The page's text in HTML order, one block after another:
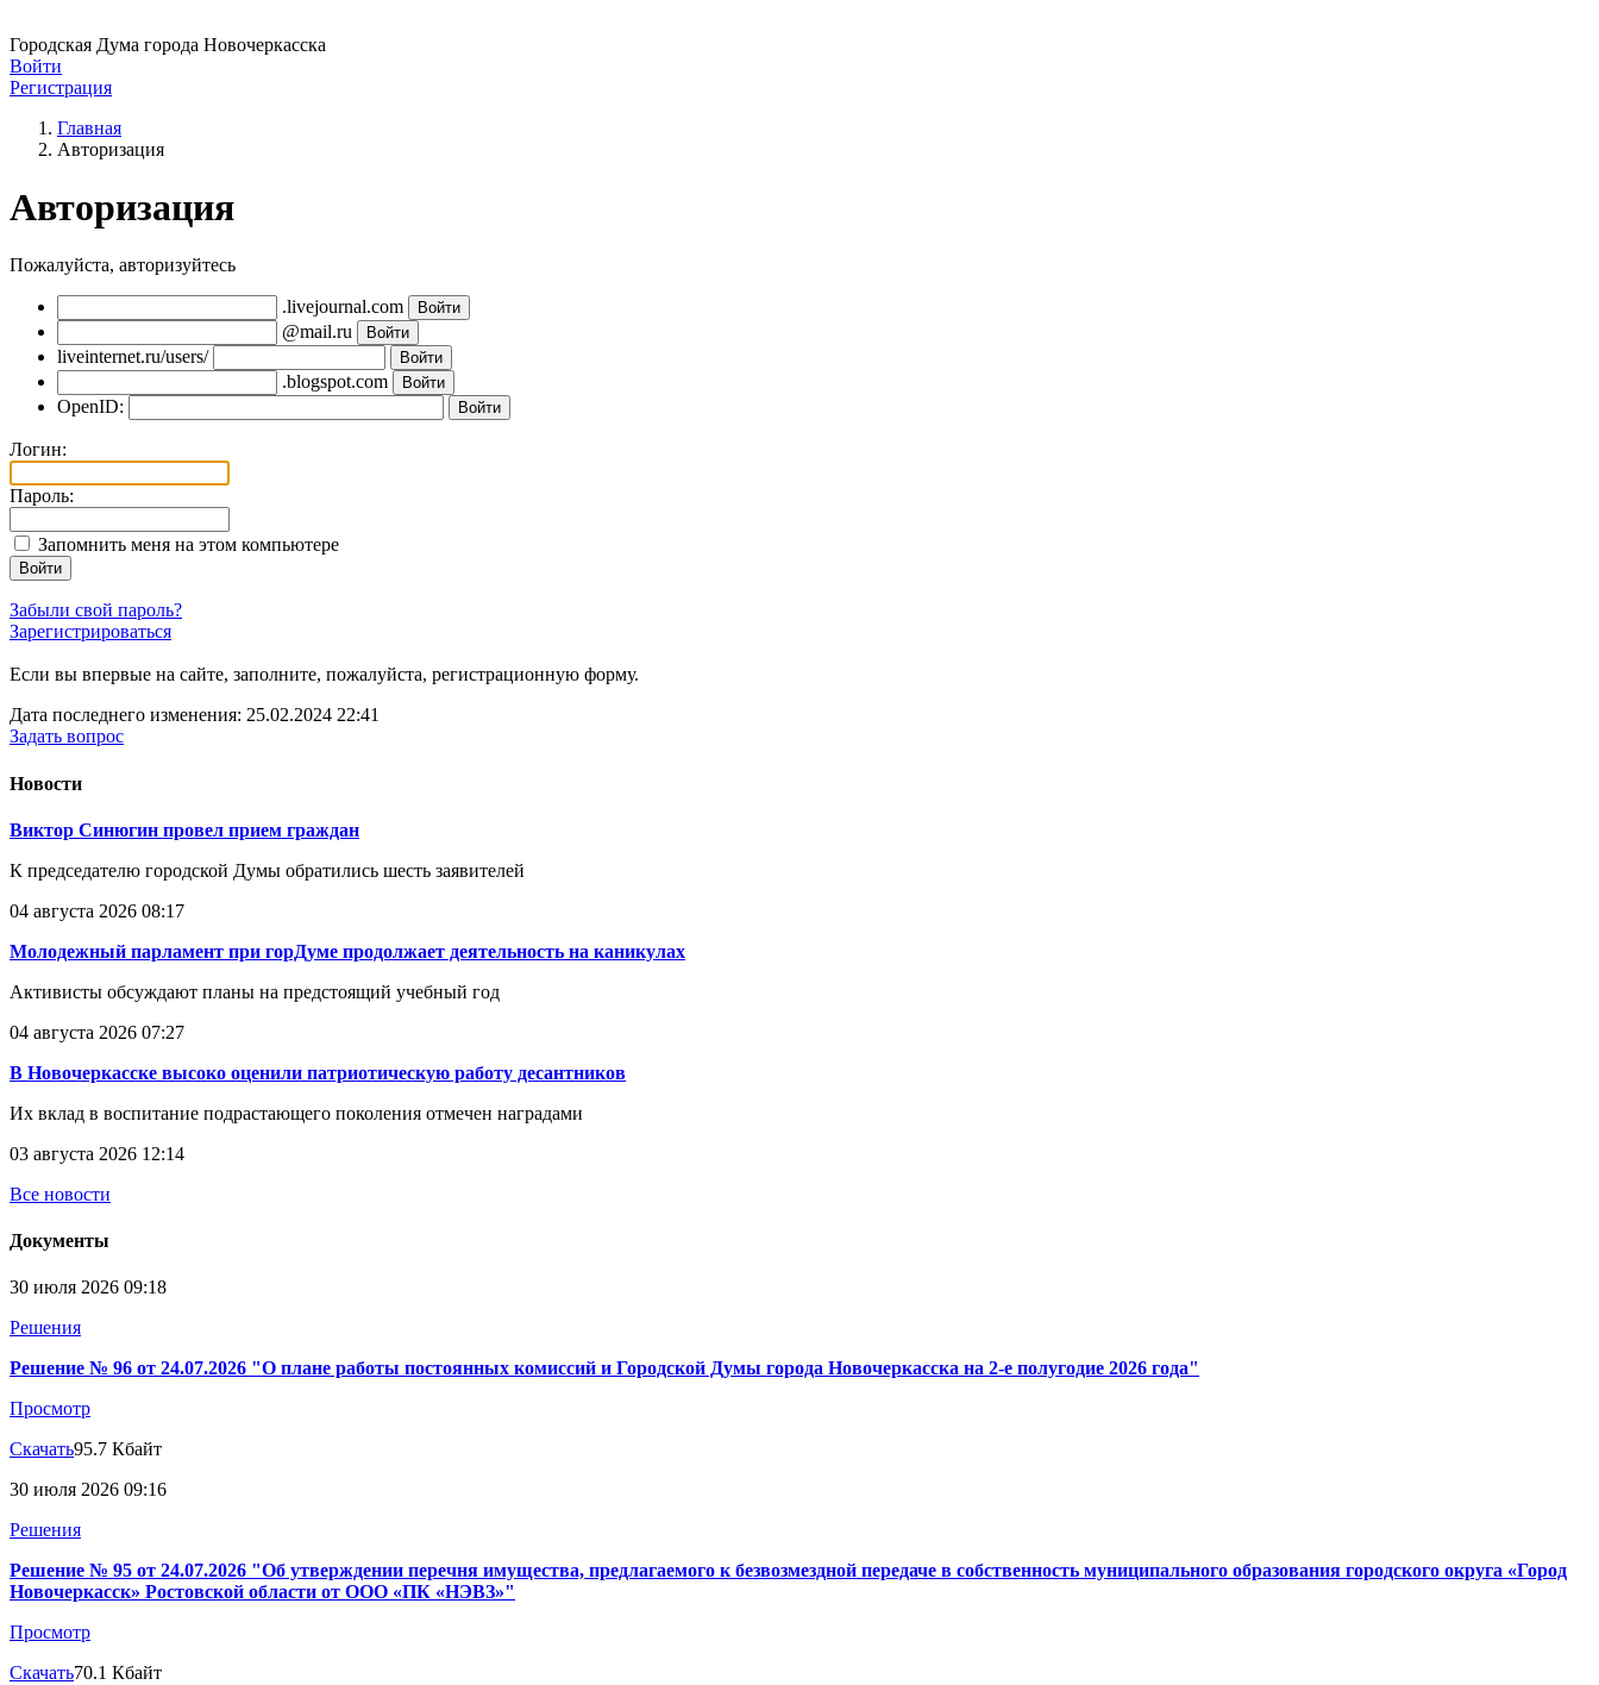
Городская Дума города Новочеркасска
Войти
Регистрация
Главная
Авторизация
Авторизация
Пожалуйста, авторизуйтесь
.livejournal.com
@mail.ru
liveinternet.ru/users/
.blogspot.com
OpenID:
Логин:
Пароль:
Запомнить меня на этом компьютере
Войти
Забыли свой пароль?
Зарегистрироваться
Если вы впервые на сайте, заполните, пожалуйста, регистрационную форму.
Дата последнего изменения: 25.02.2024 22:41
Задать вопрос
Новости
Виктор Синюгин провел прием граждан
К председателю городской Думы обратились шесть заявителей
04 августа 2026 08:17
Молодежный парламент при горДуме продолжает деятельность на каникулах
Активисты обсуждают планы на предстоящий учебный год
04 августа 2026 07:27
В Новочеркасске высоко оценили патриотическую работу десантников
Их вклад в воспитание подрастающего поколения отмечен наградами
03 августа 2026 12:14
Все новости
Документы
30 июля 2026 09:18
Решения
Решение № 96 от 24.07.2026 "О плане работы постоянных комиссий и Городской Думы города Новочеркасска на 2-е полугодие 2026 года"
Просмотр
Скачать95.7 Кбайт
30 июля 2026 09:16
Решения
Решение № 95 от 24.07.2026 "Об утверждении перечня имущества, предлагаемого к безвозмездной передаче в собственность муниципального образования городского округа «Город
Новочеркасск» Ростовской области от ООО «ПК «НЭВЗ»"
Просмотр
Скачать70.1 Кбайт